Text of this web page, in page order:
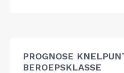
PROGNOSE
BEROEPSKLASSE